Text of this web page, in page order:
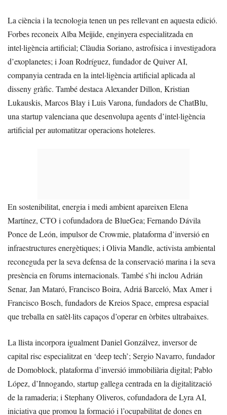
La ciència i la tecnologia tenen un pes rellevant en aquesta edició.
Forbes reconeix Alba Meijide, enginyera especialitzada en
intel·ligència artificial; Clàudia Soriano, astrofísica i investigadora
d’exoplanetes; i Joan Rodríguez, fundador de Quiver AI,
companyia centrada en la intel·ligència artificial aplicada al
disseny gràfic. També destaca Alexander Dillon, Kristian
Lukauskis, Marcos Blay i Luis Varona, fundadors de ChatBlu,
una startup valenciana que desenvolupa agents d’intel·ligència
artificial per automatitzar operacions hoteleres.
En sostenibilitat, energia i medi ambient apareixen Elena
Martínez, CTO i cofundadora de BlueGea; Fernando Dávila
Ponce de León, impulsor de Crowmie, plataforma d’inversió en
infraestructures energètiques; i Olivia Mandle, activista ambiental
reconeguda per la seva defensa de la conservació marina i la seva
presència en fòrums internacionals. També s’hi inclou Adrián
Senar, Jan Mataró, Francisco Boira, Adriá Barceló, Max Amer i
Francisco Bosch, fundadors de Kreios Space, empresa espacial
que treballa en satèl·lits capaços d’operar en òrbites ultrabaixes.
La llista incorpora igualment Daniel Gonzálvez, inversor de
capital risc especialitzat en ‘deep tech’; Sergio Navarro, fundador
de Domoblock, plataforma d’inversió immobiliària digital; Pablo
López, d’Innogando, startup gallega centrada en la digitalització
de la ramaderia; i Stephany Oliveros, cofundadora de Lyra AI,
iniciativa que promou la formació i l’ocupabilitat de dones en